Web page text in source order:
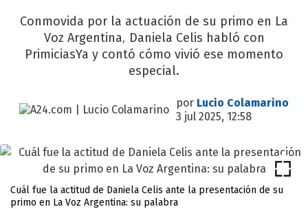
Conmovida por la actuación de su primo en La
Voz Argentina, Daniela Celis habló con
PrimiciasYa y contó cómo vivió ese momento
especial.
por Lucio Colamarino
3 jul 2025, 12:58
Cuál fue la actitud de Daniela Celis ante la presentación de su
primo en La Voz Argentina: su palabra